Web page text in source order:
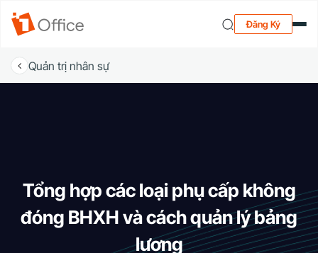
Đăng Ký
Quản trị nhân sự
Tổng hợp các loại phụ cấp không
đóng BHXH và cách quản lý bảng
lương